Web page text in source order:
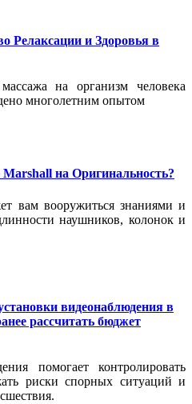
Релаксации и Здоровья в
на организм человека
многолетним опытом
на Оригинальность?
вам вооружиться знаниями и
наушников, колонок и
видеонаблюдения в
рассчитать бюджет
помогает контролировать
риски спорных ситуаций и